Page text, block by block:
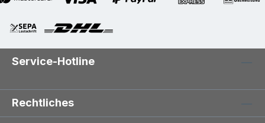
Service-Hotline
Rechtliches